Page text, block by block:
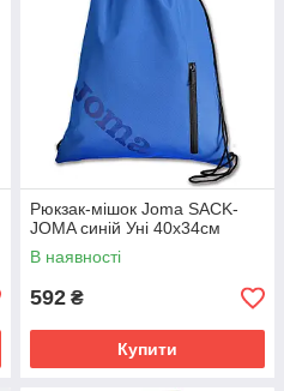
Рюкзак-мішок Joma SACK-
JOMA синій Уні 40х34см
В наявності
592 ₴
Купити